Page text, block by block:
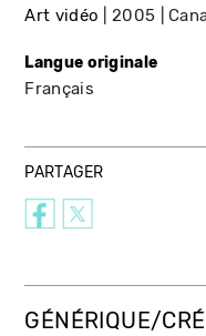
Art vidéo 2005
Langue originale
Français
PARTAGER
GÉNÉRIQUE/